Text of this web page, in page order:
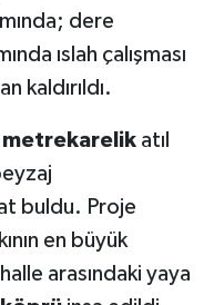
dere
ıslah çalışması
kaldırıldı.
metrekarelikatıl
buldu. Proje
en büyük
arasındaki yaya